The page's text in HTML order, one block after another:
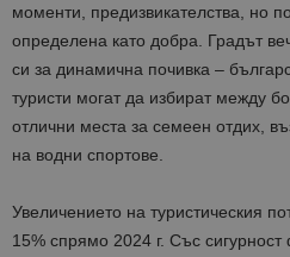
моменти, предизвикателства, но
определена като добра. Градът
си за динамична почивка –
туристи могат да избират между
отлични места за семеен отдих,
на водни спортове.
Увеличението на туристическия
15% спрямо 2024 г. Със